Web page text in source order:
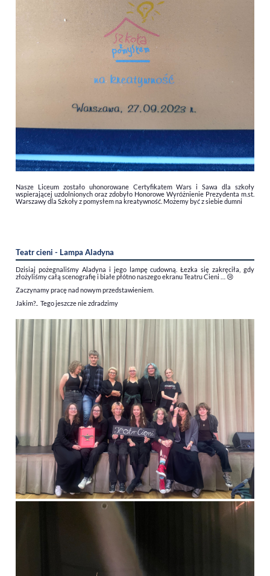
Nasze Liceum zostało uhonorowane Certyfikatem Wars i Sawa dla szkoły
wspierającej uzdolnionych oraz zdobyło Honorowe Wyróżnienie Prezydenta m.st.
Warszawy dla Szkoły z pomysłem na kreatywność. Możemy być z siebie dumni
Teatr cieni - Lampa Aladyna
Dzisiaj pożegnaliśmy Aladyna i jego lampę cudowną. Łezka się zakręciła, gdy
złożyliśmy całą scenografię i białe płótno naszego ekranu Teatru Cieni …
😢
Zaczynamy pracę nad nowym przedstawieniem.
Jakim?.. Tego jeszcze nie zdradzimy